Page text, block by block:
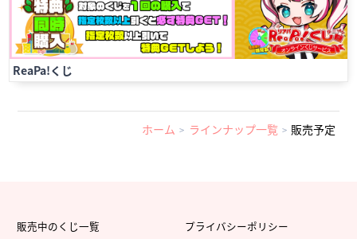
ReaPa!くじ
ホーム ラインナップ一覧 販売予定
販売中のくじ一覧
プライバシーポリシー